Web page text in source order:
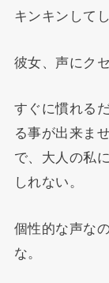
キンキンして
彼女、声にク
すぐに慣れる
る事が出来ま
で、大人の私
しれない。
個性的な声な
な。